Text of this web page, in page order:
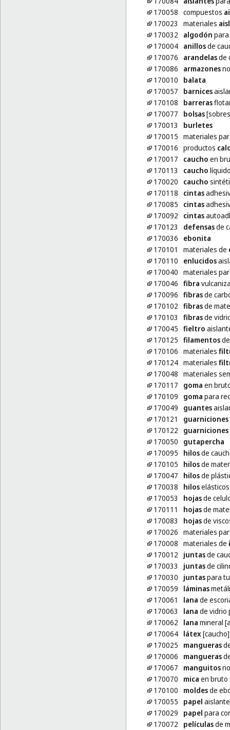
170058 compuestos
170023
materiales
170032
algodón
170004 anillosde
170076
arandelasde
170086
armazones
170010
balata
170057
barnices
170108
barreras
170077
bolsas
170013
burletes
170015 materiales
170016 productos
170017
caucho en
170113
caucho
170020
caucho
170118
cintas
170085
cintas
170092
cintas
170123
defensasde
170036
ebonita
170101
materiales de
170110
enlucidos
170040 materiales
170046 fibra
170096 fibrasde
170102 fibrasde
170103
fibrasde
170045 fieltro
170125 filamentosde
170106 materiales
170124 materiales
170048 materiales
170117
goma en
170109
goma para
170049
guantes
170121
guarniciones
170122
guarniciones
170050
gutapercha
170095
hilosde
170105
hilosde
170047
hilosde
170038
hilos
170053
hojasde
170111
hojasde
170083
hojasde
170026 materiales
170008 materiales de
170012
juntasde
170033
juntasde
170030
juntaspara
170059
láminas
170061
lana de
170063
lana de vidrio
170062
lana mineral
170064 látex[caucho]
170025
mangueras
170006
mangueras
170067
manguitos
170070
mica en bruto
170100
moldesde
170055
papel aislante
170029
papel para
170072
películasde